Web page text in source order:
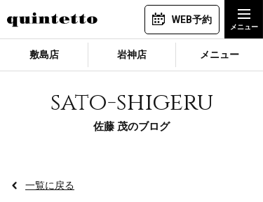
WEB予約
敷島店 岩神店 メニュー
sato-shigeru
佐藤 茂のブログ
一覧に戻る